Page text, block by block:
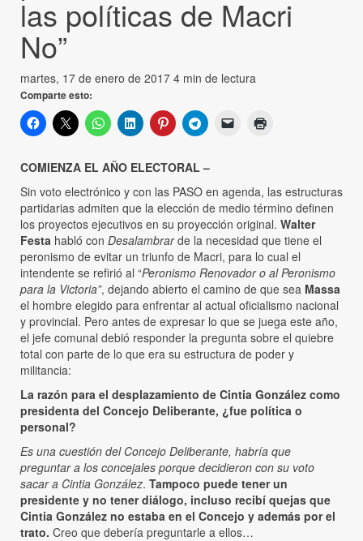
las políticas de Macri
No”
martes, 17 de enero de 2017 4 min de lectura
Comparte esto:
COMIENZA EL AÑO ELECTORAL –
Sin voto electrónico y con las PASO en agenda, las estructuras
partidarias admiten que la elección de medio término definen
los proyectos ejecutivos en su proyección original. Walter
Festa habló con Desalambrarde la necesidad que tiene el
peronismo de evitar un triunfo de Macri, para lo cual el
intendente se refirió al “Peronismo Renovador o al Peronismo
para la Victoria”, dejando abierto el camino de que sea Massa
el hombre elegido para enfrentar al actual oficialismo nacional
y provincial. Pero antes de expresar lo que se juega este año,
el jefe comunal debió responder la pregunta sobre el quiebre
total con parte de lo que era su estructura de poder y
militancia:
La razón para el desplazamiento de Cintia González como
presidenta del Concejo Deliberante, ¿fue política o
personal?
Es una cuestión del Concejo Deliberante, habría que
preguntar a los concejales porque decidieron con su voto
sacar a Cintia González. Tampoco puede tener un
presidente y no tener diálogo, incluso recibí quejas que
Cintia González no estaba en el Concejo y además por el
trato. Creo que debería preguntarle a ellos…